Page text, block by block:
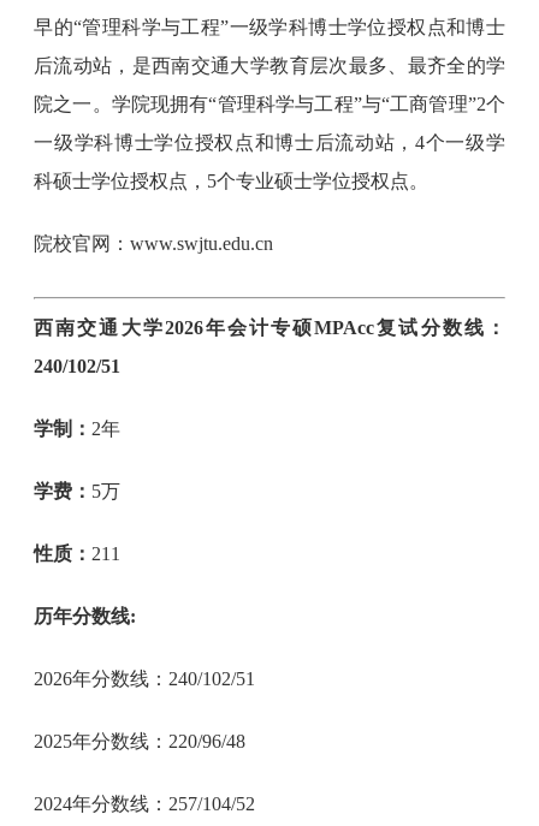
早的“管理科学与工程”一级学科博士学位授权点和博士
后流动站，是西南交通大学教育层次最多、最齐全的学
院之一。学院现拥有“管理科学与工程”与“工商管理”2个
一级学科博士学位授权点和博士后流动站，4个一级学
科硕士学位授权点，5个专业硕士学位授权点。
院校官网：www.swjtu.edu.cn
西南交通大学2026年会计专硕MPAcc复试分数线：
240/102/51
学制： 2年
学费： 5万
性质： 211
历年分数线:
2026年分数线：240/102/51
2025年分数线：220/96/48
2024年分数线：257/104/52